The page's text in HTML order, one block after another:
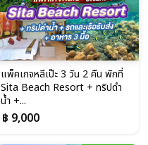
แพ็คเกจหลีเป๊ะ 3 วัน 2 คืน พักที่
Sita Beach Resort + ทริปดำ
น้ำ +...
฿ 9,000